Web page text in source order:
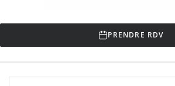
PRENDRE RDV